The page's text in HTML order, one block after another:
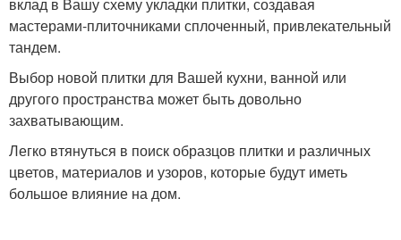
мастерами-плиточниками сплоченный, привлекательный
тандем.
Выбор новой плитки для Вашей кухни, ванной или
другого пространства может быть довольно
захватывающим.
Легко втянуться в поиск образцов плитки и различных
цветов, материалов и узоров, которые будут иметь
большое влияние на дом.